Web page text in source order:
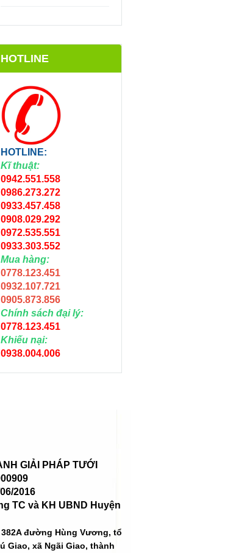
CHỮ T 21MM
Liên hệ
HOTLINE
HOTLINE:
Kĩ thuật:
0942.551.558
0986.273.272
0933.457.458
0908.029.292
0972.535.551
0933.303.552
Mua hàng:
0778.123.451
0932.107.721
0905.873.856
Chính sách đại lý:
0778.123.451
Khiếu nại:
0938.004.006
GIẢI PHÁP TƯỚI
2016
TC và KH UBND Huyện
382A đường Hùng Vương, tổ
Giao, xã Ngãi Giao, thành